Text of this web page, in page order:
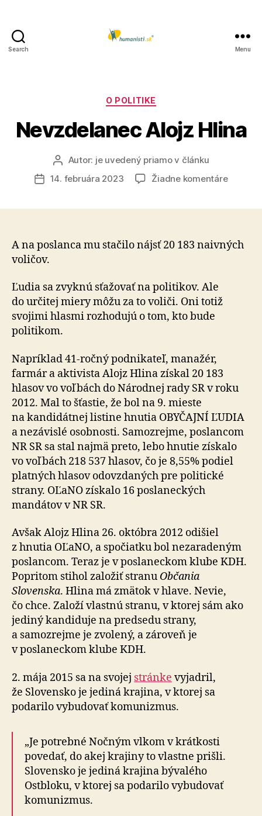
Search Menu
Kategórie
O POLITIKE
Nevzdelanec Alojz Hlina
Autor
článku
Autor: je uvedený priamo v článku
Dátum
14. februára 2023 Žiadne komentárena
A na poslanca mu stačilo nájsť 20 183 naivných
voličov.
Ľudia sa zvyknú sťažovať na politikov. Ale
do určitej miery môžu za to voliči. Oni totiž
svojimi hlasmi rozhodujú o tom, kto bude
politikom.
Napríklad 41-ročný podnikateľ, manažér,
farmár a aktivista Alojz Hlina získal 20 183
hlasov vo voľbách do Národnej rady SR v roku
2012. Mal to šťastie, že bol na 9. mieste
na kandidátnej listine hnutia OBYČAJNÍ ĽUDIA
a nezávislé osobnosti. Samozrejme, poslancom
NR SR sa stal najmä preto, lebo hnutie získalo
vo voľbách 218 537 hlasov, čo je 8,55% podiel
platných hlasov odovzdaných pre politické
strany. OĽaNO získalo 16 poslaneckých
mandátov v NR SR.
Avšak Alojz Hlina 26. októbra 2012 odišiel
z hnutia OĽaNO, a spočiatku bol nezaradeným
poslancom. Teraz je v poslaneckom klube KDH.
Popritom stihol založiť stranu Občania
Slovenska. Hlina má zmätok v hlave. Nevie,
čo chce. Založí vlastnú stranu, v ktorej sám ako
jediný kandiduje na predsedu strany,
a samozrejme je zvolený, a zároveň je
v poslaneckom klube KDH.
2. mája 2015 sa na svojej stránke vyjadril,
že Slovensko je jediná krajina, v ktorej sa
podarilo vybudovať komunizmus.
„Je potrebné Nočným vlkom v krátkosti
povedať, do akej krajiny to vlastne prišli.
Slovensko je jediná krajina bývalého
Ostbloku, v ktorej sa podarilo vybudovať
komunizmus.